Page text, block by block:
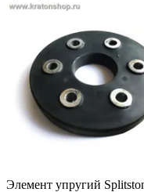
Элемент упругий